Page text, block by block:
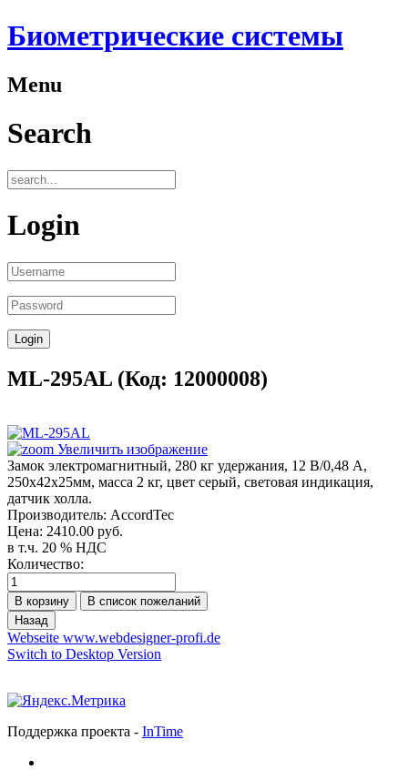
Биометрические системы
Menu
Search
Login
ML-295AL (Код: 12000008)
Увеличить изображение
Замок электромагнитный, 280 кг удержания, 12 В/0,48 А,
250х42х25мм, масса 2 кг, цвет серый, световая индикация,
датчик холла.
Производитель: AccordTec
Цена: 2410.00 руб.
в т.ч. 20 % НДС
Количество:
Webseite www.webdesigner-profi.de
Switch to Desktop Version
Поддержка проекта - InTime